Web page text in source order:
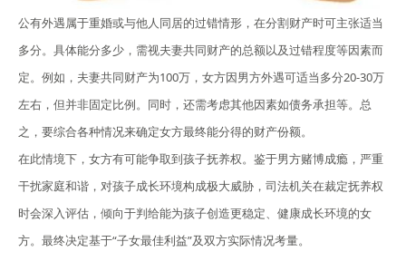
公有外遇属于重婚或与他人同居的过错情形，在分割财产时可主张适当
多分。具体能分多少，需视夫妻共同财产的总额以及过错程度等因素而
定。例如，夫妻共同财产为100万，女方因男方外遇可适当多分20-30万
左右，但并非固定比例。同时，还需考虑其他因素如债务承担等。总
之，要综合各种情况来确定女方最终能分得的财产份额。
在此情境下，女方有可能争取到孩子抚养权。鉴于男方赌博成瘾，严重
干扰家庭和谐，对孩子成长环境构成极大威胁，司法机关在裁定抚养权
时会深入评估，倾向于判给能为孩子创造更稳定、健康成长环境的女
方。最终决定基于“子女最佳利益”及双方实际情况考量。